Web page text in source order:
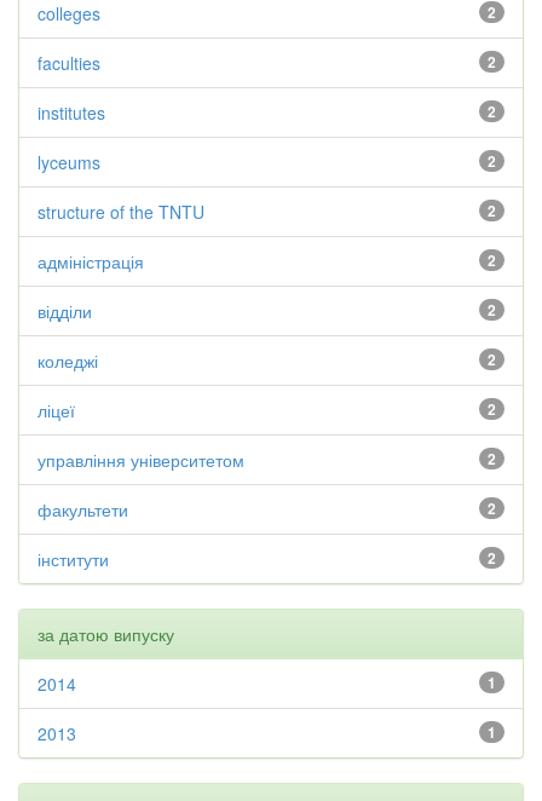
2
colleges
2
faculties
2
institutes
2
lyceums
2
structure of the TNTU
2
адміністрація
2
відділи
2
коледжі
2
ліцеї
2
управління університетом
2
факультети
2
інститути
за датою випуску
1
2014
1
2013